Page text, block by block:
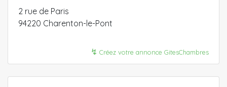
2 rue de Paris
94220 Charenton-le-Pont
↯ Créez votre annonce GitesChambres